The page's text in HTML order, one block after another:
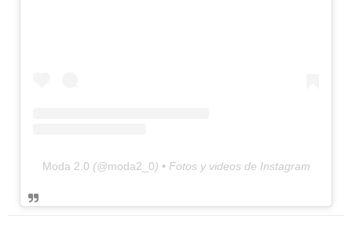
Moda 2.0 (@moda2_0) • Fotos y videos de Instagram